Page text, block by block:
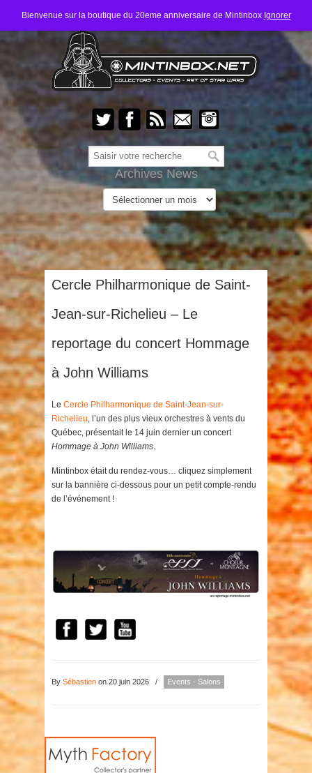
Bienvenue sur la boutique du 20eme anniversaire de Mintinbox Ignorer
Archives News
Cercle Philharmonique de Saint-
Jean-sur-Richelieu – Le
reportage du concert Hommage
à John Williams
Le Cercle Philharmonique de Saint-Jean-sur-
Richelieu, l’un des plus vieux orchestres à vents du
Québec, présentait le 14 juin dernier un concert
Hommage à John Williams.
Mintinbox était du rendez-vous… cliquez simplement
sur la bannière ci-dessous pour un petit compte-rendu
de l’événement !
By Sébastien on 20 juin 2026 / Events - Salons